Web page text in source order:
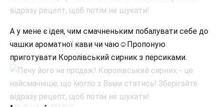
А у мене є ідея, чим смачненьким побалувати себе до
чашки ароматної кави чи чаю☺️Пропоную
приготувати Королівський сирник з персиками.